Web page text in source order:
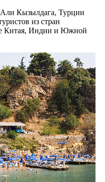
Кызылдага, Турции
из стран
Китая, Индии и Южной